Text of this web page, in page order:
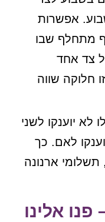
בשבוע. אפשרות
מתחלף שבו
צד אחד
חלוקה שווה
לא יוענקו לשני
לאם. כך
תשלומי ארנונה
אלינו